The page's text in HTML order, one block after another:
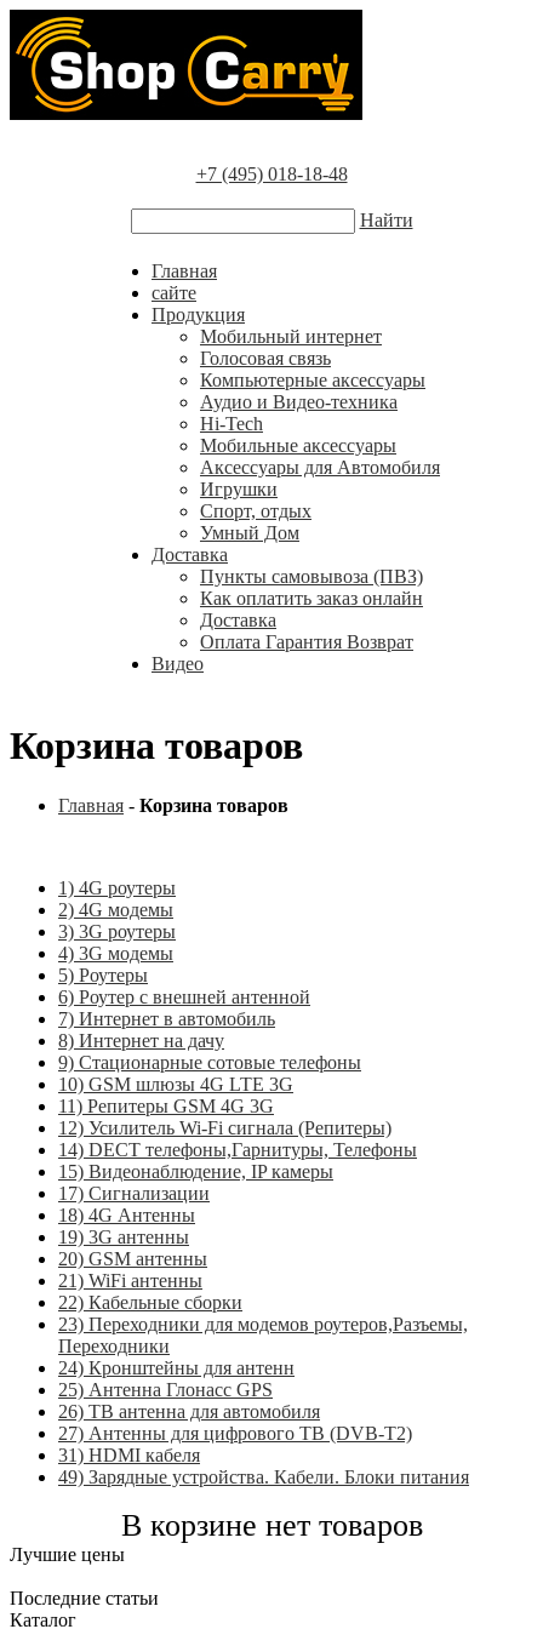
+7 (495) 018-18-48
Найти
Главная
сайте
Продукция
Мобильный интернет
Голосовая связь
Компьютерные аксессуары
Аудио и Видео-техника
Hi-Tech
Мобильные аксессуары
Аксессуары для Автомобиля
Игрушки
Спорт, отдых
Умный Дом
Доставка
Пункты самовывоза (ПВЗ)
Как оплатить заказ онлайн
Доставка
Оплата Гарантия Возврат
Видео
Корзина товаров
Главная - Корзина товаров
1) 4G роутеры
2) 4G модемы
3) 3G роутеры
4) 3G модемы
5) Роутеры
6) Роутер с внешней антенной
7) Интернет в автомобиль
8) Интернет на дачу
9) Стационарные сотовые телефоны
10) GSM шлюзы 4G LTE 3G
11) Репитеры GSM 4G 3G
12) Усилитель Wi-Fi сигнала (Репитеры)
14) DECT телефоны,Гарнитуры, Телефоны
15) Видеонаблюдение, IP камеры
17) Сигнализации
18) 4G Антенны
19) 3G антенны
20) GSM антенны
21) WiFi антенны
22) Кабельные сборки
23) Переходники для модемов роутеров,Разъемы,
Переходники
24) Кронштейны для антенн
25) Антенна Глонасс GPS
26) ТВ антенна для автомобиля
27) Антенны для цифрового ТВ (DVB-T2)
31) HDMI кабеля
49) Зарядные устройства. Кабели. Блоки питания
В корзине нет товаров
Лучшие цены
Последние статьи
Каталог